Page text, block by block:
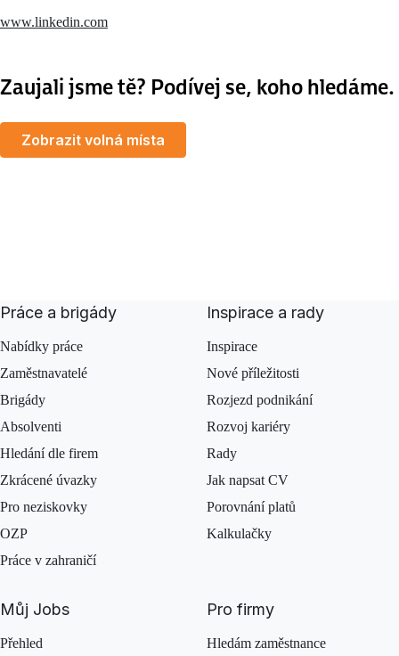
www.linkedin.com
Zaujali jsme tě? Podívej se, koho hledáme.
Zobrazit volná místa
Práce a brigády
Nabídky práce
Zaměstnavatelé
Brigády
Absolventi
Hledání dle firem
Zkrácené úvazky
Pro neziskovky
OZP
Práce v zahraničí
Inspirace a rady
Inspirace
Nové příležitosti
Rozjezd podnikání
Rozvoj kariéry
Rady
Jak napsat CV
Porovnání platů
Kalkulačky
Můj Jobs
Přehled
Pro firmy
Hledám zaměstnance